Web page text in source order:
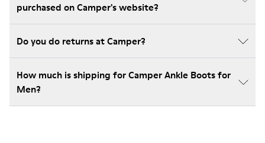
purchased on Camper's website?
Do you do returns at Camper?
How much is shipping for Camper Ankle Boots for
Men?